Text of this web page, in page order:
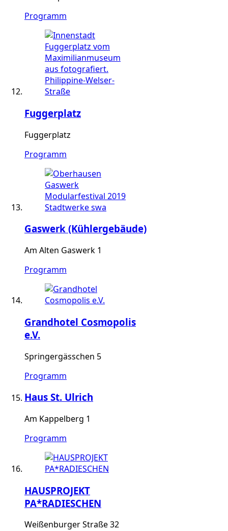
Programm
Fuggerplatz
Fuggerplatz
Programm
Gaswerk (Kühlergebäude)
Am Alten Gaswerk 1
Programm
Grandhotel Cosmopolis
e.V.
Springergässchen 5
Programm
Haus St. Ulrich
Am Kappelberg 1
Programm
HAUSPROJEKT
PA*RADIESCHEN
Weißenburger Straße 32